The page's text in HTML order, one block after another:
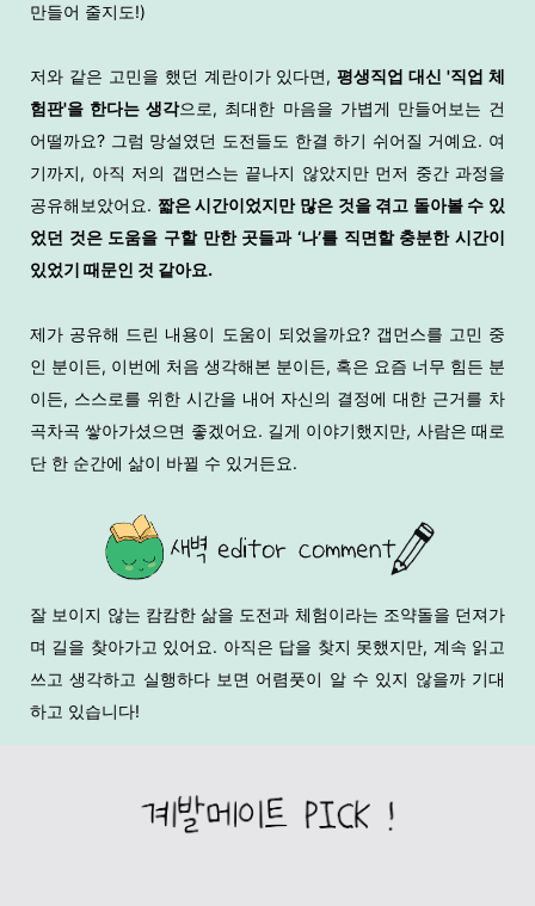
만들어 줄지도!)
저와 같은 고민을 했던 계란이가 있다면,평생직업 대신 '직업 체
험판'을 한다는 생각으로, 최대한 마음을 가볍게 만들어보는 건
어떨까요? 그럼 망설였던 도전들도 한결 하기 쉬어질 거예요. 여
기까지, 아직 저의 갭먼스는 끝나지 않았지만 먼저 중간 과정을
공유해보았어요. 짧은 시간이었지만 많은 것을 겪고 돌아볼 수 있
었던 것은 도움을 구할 만한 곳들과 ‘나’를 직면할 충분한 시간이
있었기 때문인 것 같아요.
제가 공유해 드린 내용이 도움이 되었을까요? 갭먼스를 고민 중
인 분이든, 이번에 처음 생각해본 분이든, 혹은 요즘 너무 힘든 분
이든, 스스로를 위한 시간을 내어 자신의 결정에 대한 근거를 차
곡차곡 쌓아가셨으면 좋겠어요. 길게 이야기했지만, 사람은 때로
단 한 순간에 삶이 바뀔 수 있거든요.
잘 보이지 않는 캄캄한 삶을 도전과 체험이라는 조약돌을 던져가
며 길을 찾아가고 있어요. 아직은 답을 찾지 못했지만, 계속 읽고
쓰고 생각하고 실행하다 보면 어렴풋이 알 수 있지 않을까 기대
하고 있습니다!